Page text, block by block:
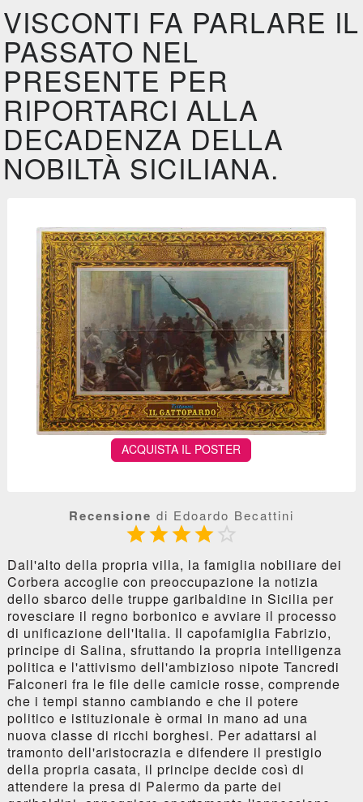
VISCONTI FA PARLARE IL
PASSATO NEL
PRESENTE PER
RIPORTARCI ALLA
DECADENZA DELLA
NOBILTÀ SICILIANA.
ACQUISTA IL POSTER
Recensione di Edoardo Becattini
 
Dall'alto della propria villa, la famiglia nobiliare dei
Corbera accoglie con preoccupazione la notizia
dello sbarco delle truppe garibaldine in Sicilia per
rovesciare il regno borbonico e avviare il processo
di unificazione dell'Italia. Il capofamiglia Fabrizio,
principe di Salina, sfruttando la propria intelligenza
politica e l'attivismo dell'ambizioso nipote Tancredi
Falconeri fra le file delle camicie rosse, comprende
che i tempi stanno cambiando e che il potere
politico e istituzionale è ormai in mano ad una
nuova classe di ricchi borghesi. Per adattarsi al
tramonto dell'aristocrazia e difendere il prestigio
della propria casata, il principe decide così di
attendere la presa di Palermo da parte dei